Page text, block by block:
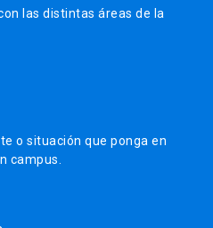
las distintas áreas de la
o situación que ponga en
campus.